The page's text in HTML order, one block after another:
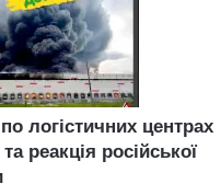
логістичних центрах
реакція російської